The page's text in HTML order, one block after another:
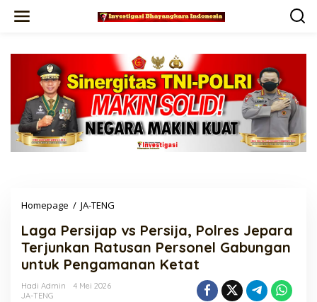
Homepage / JA-TENG
vs
Persija,
Polres
Jepara
Laga Persijap vs Persija, Polres Jepara
Terjunkan Ratusan Personel Gabungan
untuk Pengamanan Ketat
Hadi Admin
4 Mei 2026
JA-TENG